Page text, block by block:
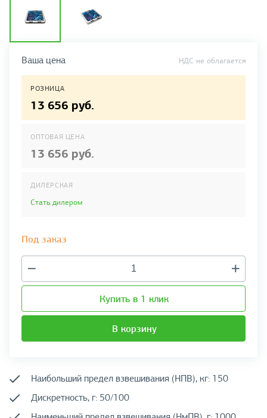
Ваша цена НДС не облагается
РОЗНИЦА
13 656 руб.
ОПТОВАЯ ЦЕНА
13 656 руб.
ДИЛЕРСКАЯ
Стать дилером
Под заказ
Купить в 1 клик
В корзину
Наибольший предел взвешивания (НПВ), кг: 150
Дискретность, г: 50/100